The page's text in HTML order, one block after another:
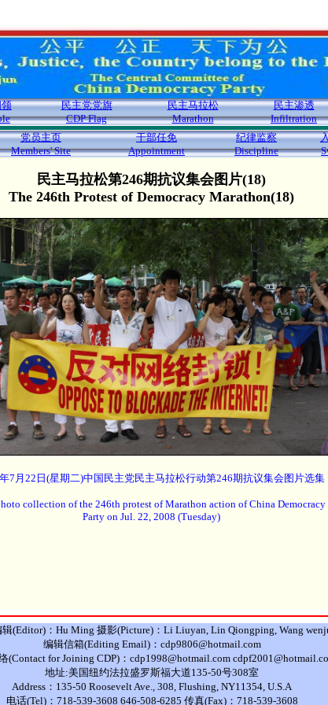
民主党党旗
CDP Flag
民主马拉松
Marathon
民主渗透
Infiltration
党员主页
Members' Site
干部任免
Appointment
纪律监察
Discipline
民主马拉松第246期抗议集会图片(18)
The 246th Protest of Democracy Marathon(18)
7月22日(星期二)中国民主党民主马拉松行动第246期抗议集会图片选集
collection of the 246th protest of Marathon action of China Democracy
Party on Jul. 22, 2008 (Tuesday)
辑(Editor)：Hu Ming 摄影(Picture)：Li Liuyan, Lin Qiongping, Wang
编辑信箱(Editing Email)：cdp9806@hotmail.com
(Contact for Joining CDP)：cdp1998@hotmail.com
地址:美国纽约法拉盛罗斯福大道135-50号308室
Address：135-50 Roosevelt Ave., 308, Flushing, NY11354, U.S.A
电话(Tel)：718-539-3608 646-508-6285 传真(Fax)：718-539-3608